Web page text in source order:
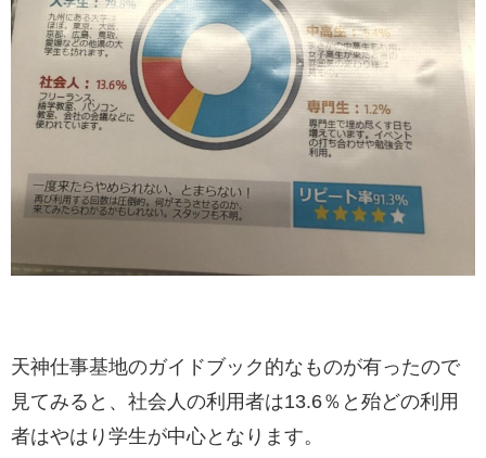
天神仕事基地のガイドブック的なものが有ったので
見てみると、社会人の利用者は13.6％と殆どの利用
者はやはり学生が中心となります。